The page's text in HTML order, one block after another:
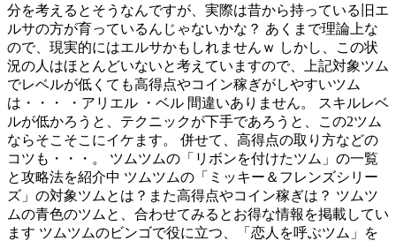
分を考えるとそうなんですが、実際は昔から持っている旧エ
ルサの方が育っているんじゃないかな？ あくまで理論上な
ので、現実的にはエルサかもしれませんｗ しかし、この状
況の人はほとんどいないと考えていますので、上記対象ツム
でレベルが低くても高得点やコイン稼ぎがしやすいツム
は・・・ ・アリエル ・ベル 間違いありません。 スキルレベ
ルが低かろうと、テクニックが下手であろうと、この2ツム
ならそこそこにイケます。 併せて、高得点の取り方などの
コツも・・・。 ツムツムの「リボンを付けたツム」の一覧
と攻略法を紹介中 ツムツムの「ミッキー＆フレンズシリー
ズ」の対象ツムとは？また高得点やコイン稼ぎは？ ツムツ
ムの青色のツムと、合わせてみるとお得な情報を掲載してい
ます ツムツムのビンゴで役に立つ、「恋人を呼ぶツム」を